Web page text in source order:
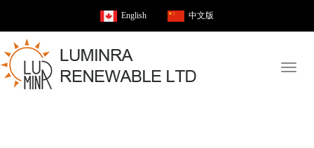
English 中文版